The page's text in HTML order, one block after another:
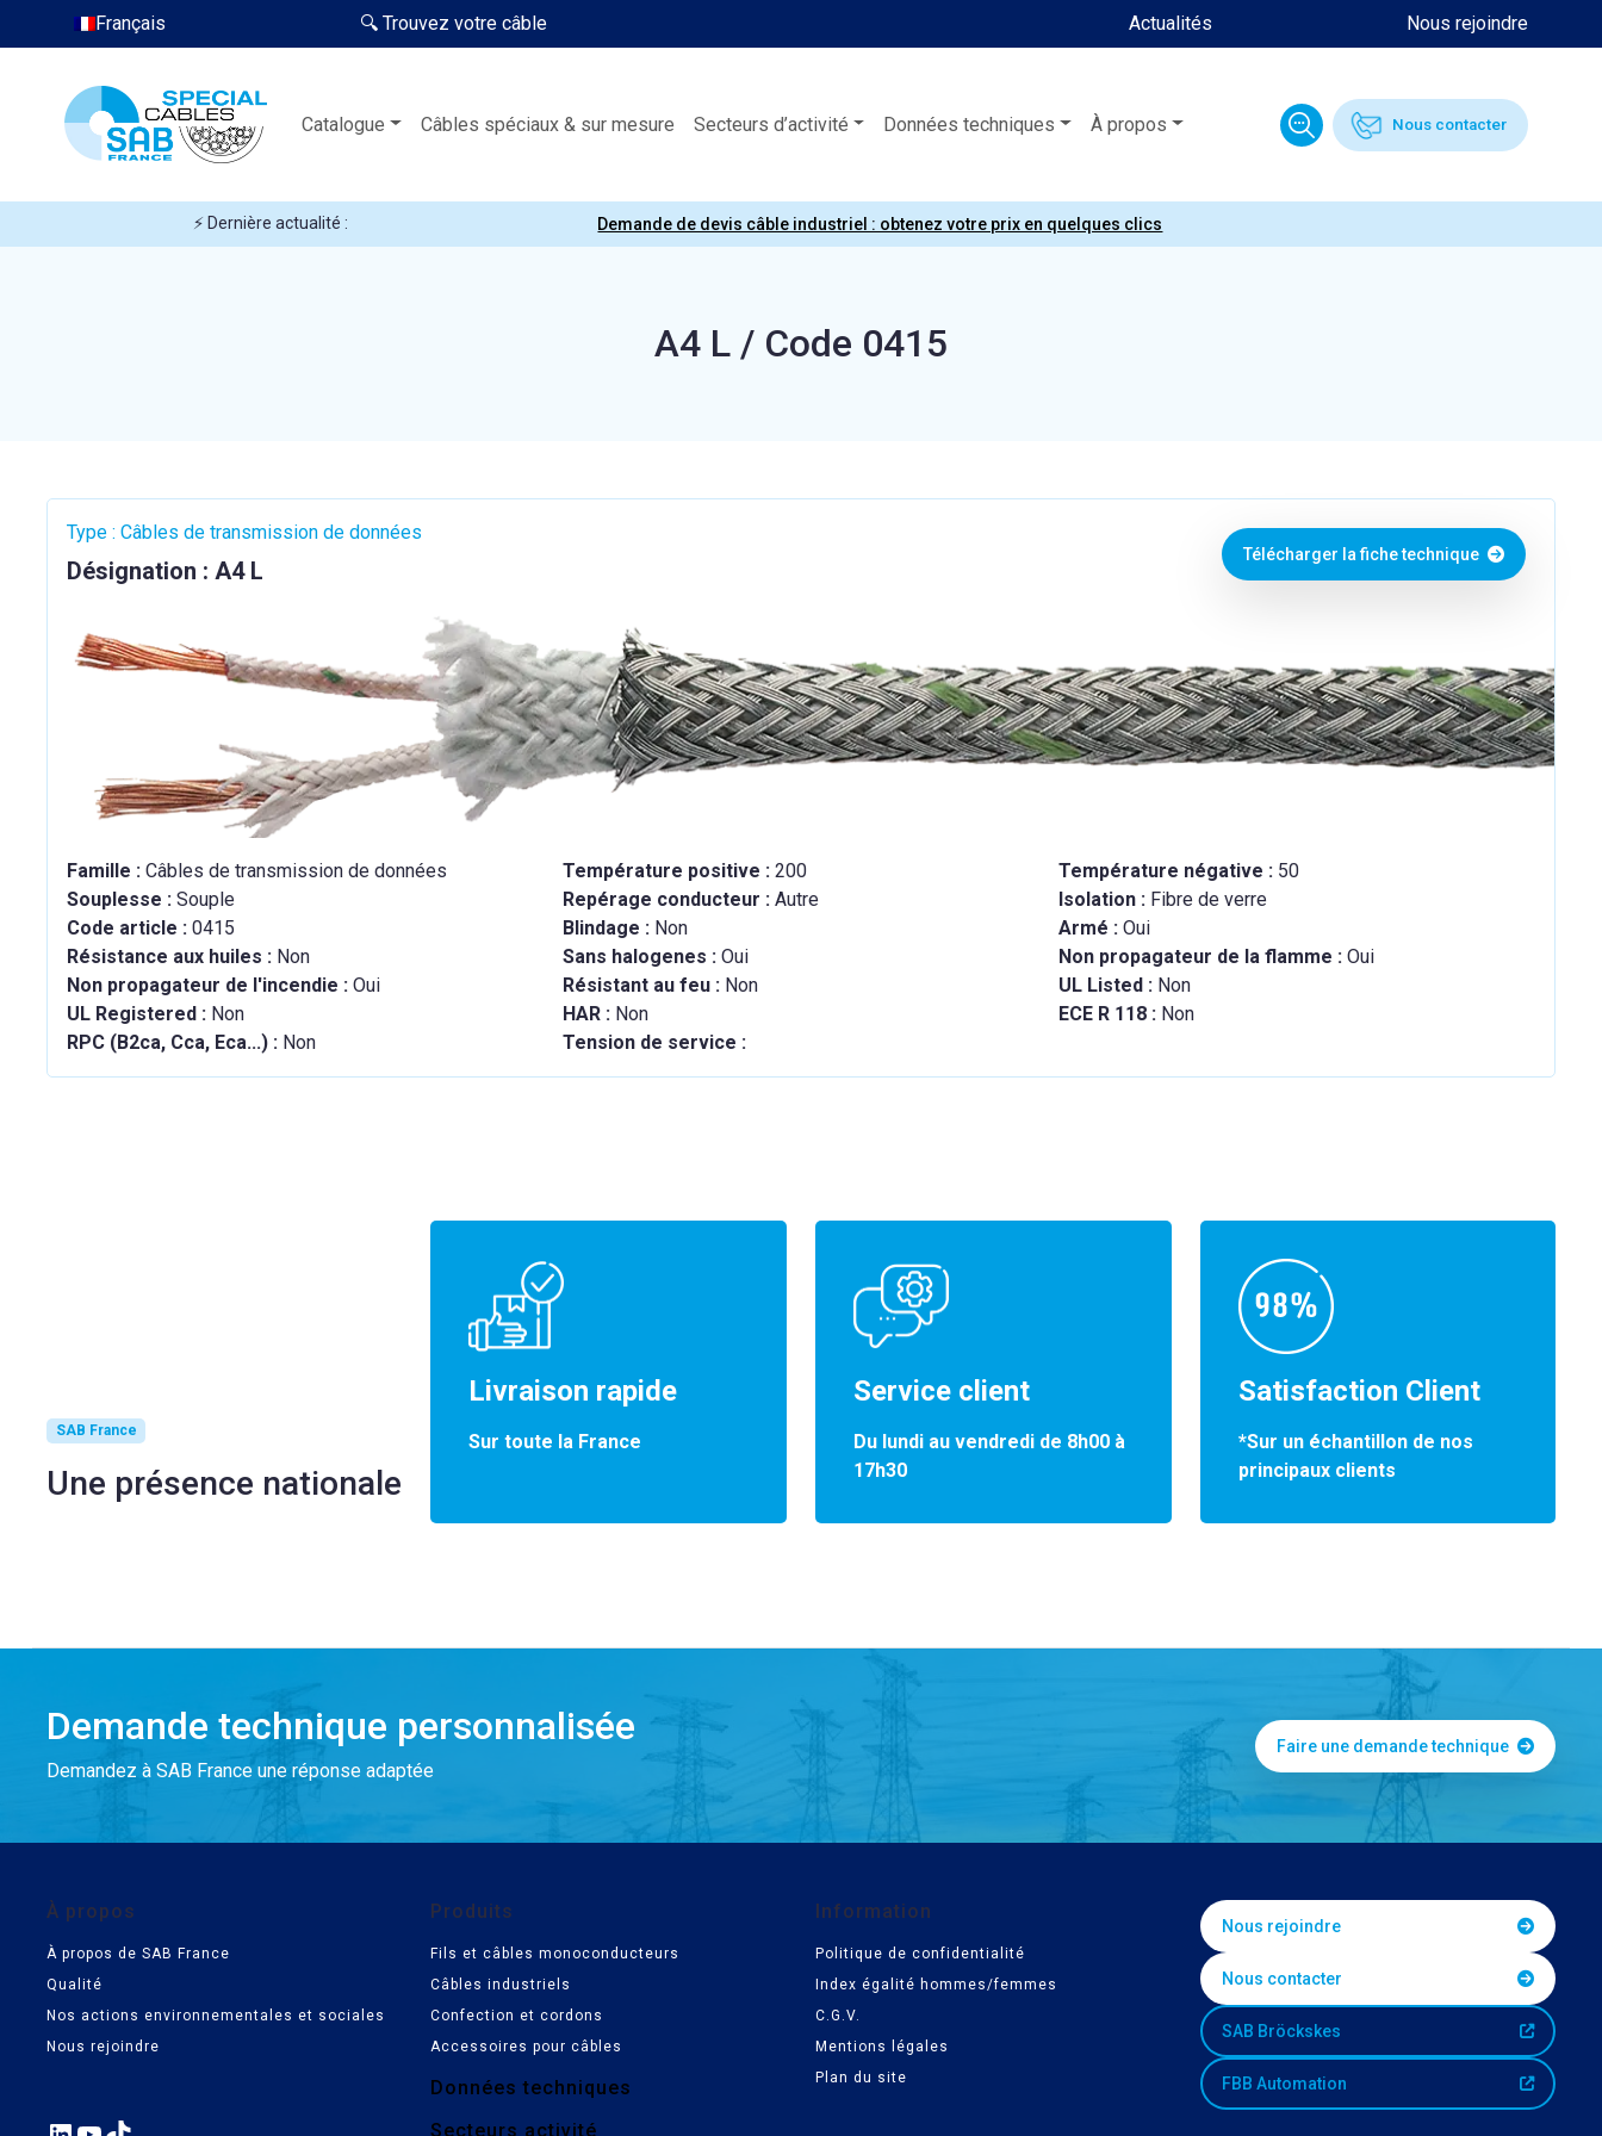
Nous rejoindre
Actualités
🔍 Trouvez votre câble
Français
Catalogue Câbles spéciaux & sur mesure Secteurs d’activité Données techniques À propos Nous contacter
⚡ Dernière actualité : Demande de devis câble industriel : obtenez votre prix en quelques clics
A4 L / Code 0415
Type : Câbles de transmission de données
Désignation : A4 L
Télécharger la fiche technique
Famille : Câbles de transmission de données Température positive : 200 Température négative : 50
Souplesse : Souple Repérage conducteur : Autre Isolation : Fibre de verre
Code article : 0415 Blindage : Non Armé :Oui
Résistance aux huiles : Non Sans halogenes : Oui Non propagateur de la flamme :Oui
Non propagateur de l'incendie : Oui Résistant au feu : Non UL Listed : Non
UL Registered : Non HAR : Non ECE R 118 : Non
RPC (B2ca, Cca, Eca...) : Non Tension de service :
SAB France
Une présence nationale
Livraison rapide
Sur toute la France
Service client
Du lundi au vendredi de 8h00 à
17h30
Satisfaction Client
*Sur un échantillon de nos
principaux clients
Demande technique personnalisée
Demandez à SAB France une réponse adaptée
Faire une demande technique
À propos
À propos de SAB France
Qualité
Nos actions environnementales et sociales
Nous rejoindre
Produits
Fils et câbles monoconducteurs
Câbles industriels
Confection et cordons
Accessoires pour câbles
Données techniques
Secteurs activité
Information
Politique de confidentialité
Index égalité hommes/femmes
C.G.V.
Mentions légales
Plan du site
Nous rejoindre
Nous contacter
SAB Bröckskes
FBB Automation